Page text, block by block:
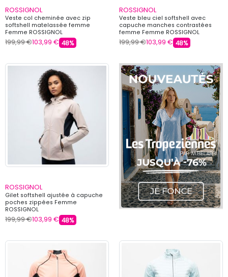
ROSSIGNOL
Veste col cheminée avec zip
softshell matelassée femme
Femme ROSSIGNOL
199,99 €103,99 € 48%
ROSSIGNOL
Veste bleu ciel softshell avec
capuche manches contrastées
femme Femme ROSSIGNOL
199,99 €103,99 € 48%
ROSSIGNOL
Gilet softshell ajustée à capuche
poches zippées Femme
ROSSIGNOL
199,99 €103,99 € 48%